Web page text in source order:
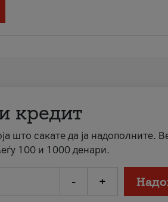
кредит
што сакате да ја надополните.
100 и 1000 денари.
- +